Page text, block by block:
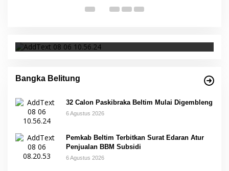
Bangka Belitung
32 Calon Paskibraka Beltim Mulai Digembleng
6 Agustus 2026
Pemkab Beltim Terbitkan Surat Edaran Atur
Penjualan BBM Subsidi
6 Agustus 2026